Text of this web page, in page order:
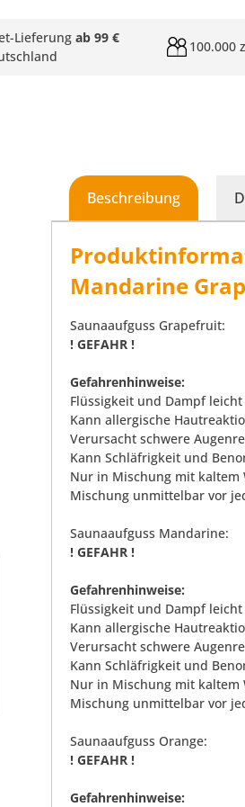
Lieferung ab 99 €
100.000
Beschreibung
Mandarine
Saunaaufguss Grapefruit:
! GEFAHR !
Gefahrenhinweise:
Flüssigkeit und Dampf
Kann allergische
Verursacht schwere
Kann Schläfrigkeit und
Nur in Mischung mit kaltem
Mischung unmittelbar vor
Saunaaufguss Mandarine:
! GEFAHR !
Gefahrenhinweise:
Flüssigkeit und Dampf
Kann allergische
Verursacht schwere
Kann Schläfrigkeit und
Nur in Mischung mit kaltem
Mischung unmittelbar vor
Saunaaufguss Orange:
! GEFAHR !
Gefahrenhinweise: